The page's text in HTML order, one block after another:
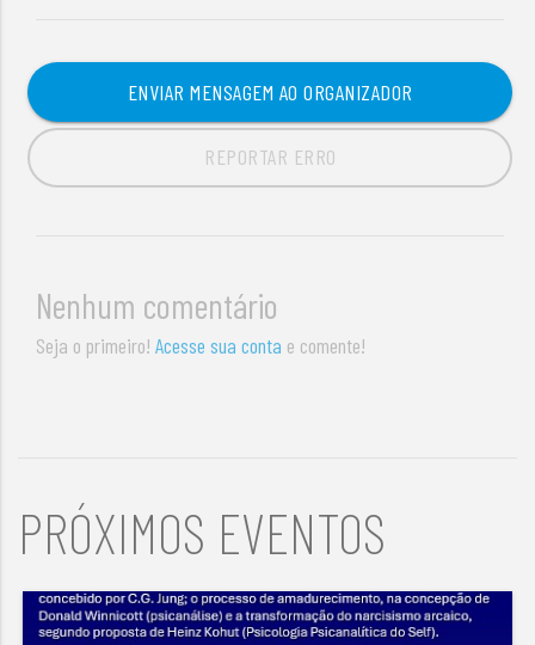
ENVIAR MENSAGEM AO ORGANIZADOR
REPORTAR ERRO
Nenhum comentário
Seja o primeiro!Acesse sua conta e comente!
PRÓXIMOS EVENTOS